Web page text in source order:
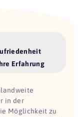
Erfahrung
in der
Möglichkeit zu